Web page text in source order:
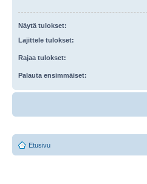
Näytä tulokset:
Lajittele tulokset:
Rajaa tulokset:
Palauta ensimmäiset:
Etusivu